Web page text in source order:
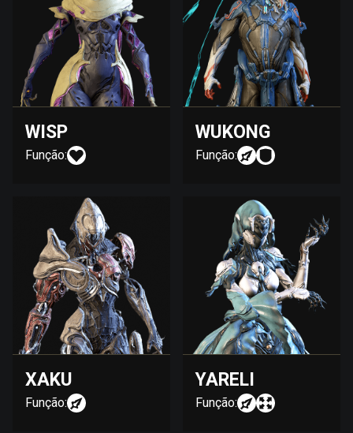
WISP
Função:
WUKONG
Função:
XAKU
Função:
YARELI
Função: